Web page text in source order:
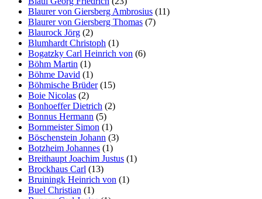
Blaurer von Giersberg Ambrosius (11)
Blaurer von Giersberg Thomas (7)
Blaurock Jörg (2)
Blumhardt Christoph (1)
Bogatzky Carl Heinrich von (6)
Böhm Martin (1)
Böhme David (1)
Böhmische Brüder(15)
Boie Nicolas (2)
Bonhoeffer Dietrich (2)
Bonnus Hermann (5)
Bornmeister Simon (1)
Böschenstein Johann (3)
Botzheim Johannes (1)
Breithaupt Joachim Justus (1)
Brockhaus Carl (13)
Bruiningk Heinrich von (1)
Buel Christian (1)